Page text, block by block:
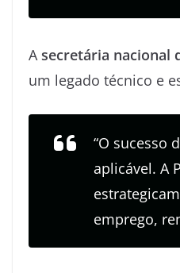
A secretária nacional
um legado técnico e
“O sucesso
aplicável. A
emprego,